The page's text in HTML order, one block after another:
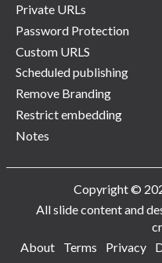
Private URLs
Password Protection
Custom URLS
Scheduled publishing
Remove Branding
Restrict embedding
Notes
Copyright ©
All slide content and
About
Terms Privacy